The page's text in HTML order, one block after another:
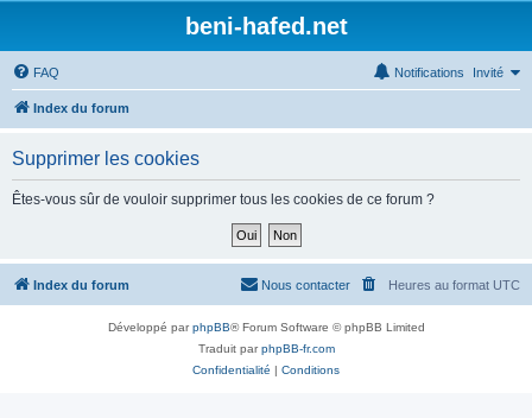
beni-hafed.net
FAQ Invité
Notifications
Index du forum
Supprimer les cookies
Êtes-vous sûr de vouloir supprimer tous les cookies de ce forum ?
Index du forum Heures au format UTC
Nous contacter
Développé parphpBB® Forum Software © phpBB Limited
Traduit parphpBB-fr.com
Confidentialité | Conditions